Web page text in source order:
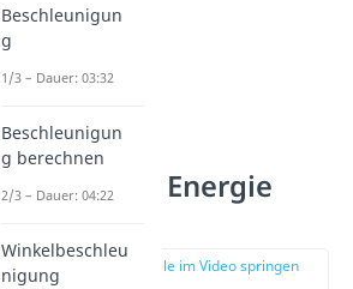
Potentielle Energie
zur Stelle im Video springen
Beschleunigun
g
1/3 – Dauer: 03:32
Beschleunigun
g berechnen
2/3 – Dauer: 04:22
Winkelbeschleu
nigung